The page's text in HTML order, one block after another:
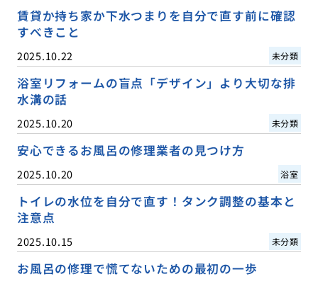
賃貸か持ち家か下水つまりを自分で直す前に確認
すべきこと
2025.10.22 未分類
浴室リフォームの盲点「デザイン」より大切な排
水溝の話
2025.10.20 未分類
安心できるお風呂の修理業者の見つけ方
2025.10.20 浴室
トイレの水位を自分で直す！タンク調整の基本と
注意点
2025.10.15 未分類
お風呂の修理で慌てないための最初の一歩